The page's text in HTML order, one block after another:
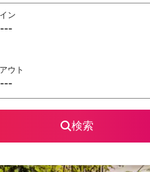
ン
ウト
検索